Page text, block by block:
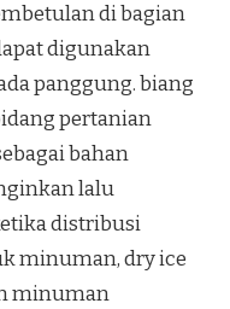
di bagian
digunakan
panggung. biang
pertanian
bahan
lalu
distribusi
minuman, dry ice
minuman